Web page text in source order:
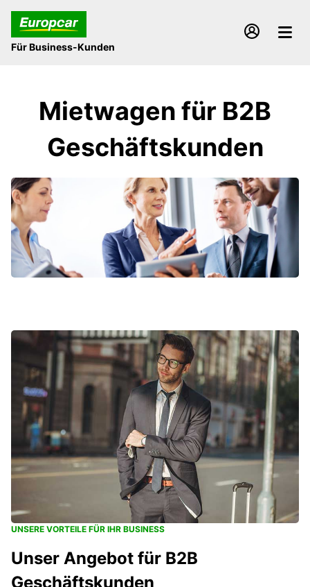
Für Business-Kunden
Mietwagen für B2B
Geschäftskunden
UNSERE VORTEILE FÜR IHR BUSINESS
Unser Angebot für B2B
Geschäftskunden